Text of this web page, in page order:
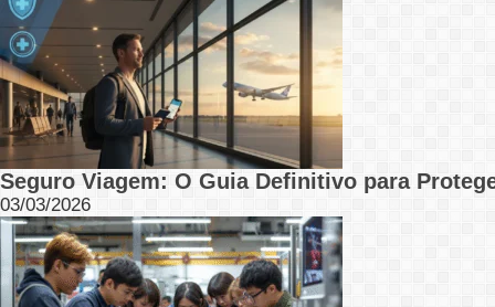
Seguro Viagem: O Guia Definitivo para
03/03/2026